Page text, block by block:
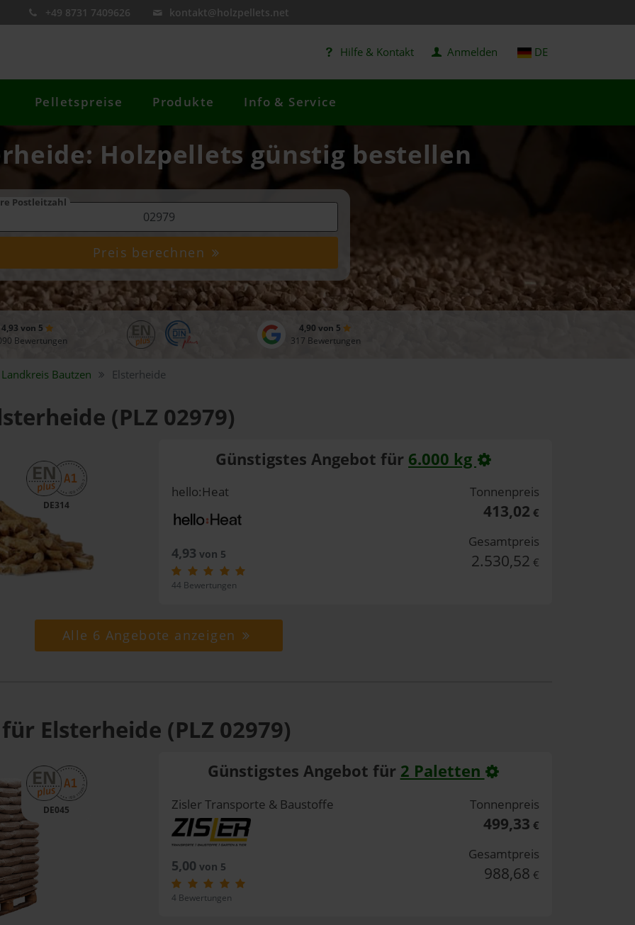
+49 8731 7409626 kontakt@holzpellets.net
Hilfe & Kontakt Anmelden DE
Pelletspreise Produkte Info & Service
Holzpellets günstig bestellen
Postleitzahl
Preis berechnen
4,93 von 5
Bewertungen
4,90 von 5
317 Bewertungen
Landkreis Bautzen Elsterheide
(PLZ 02979)
DE314
Günstigstes Angebot für 6.000 kg
hello:Heat
4,93 von 5
44 Bewertungen
Tonnenpreis
413,02 €
Gesamtpreis
2.530,52 €
Alle 6 Angebote anzeigen
Elsterheide (PLZ 02979)
DE045
Günstigstes Angebot für 2 Paletten
Zisler Transporte & Baustoffe
5,00 von 5
4 Bewertungen
Tonnenpreis
499,33 €
Gesamtpreis
988,68 €